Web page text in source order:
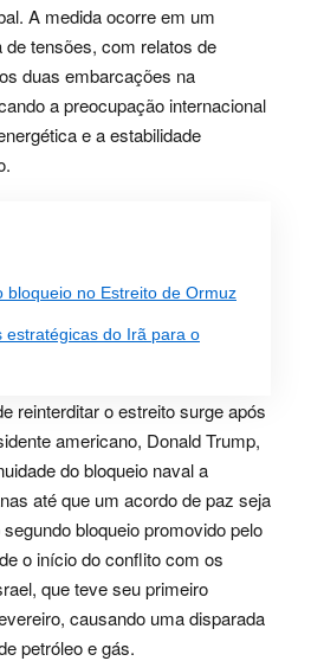
A medida ocorre em um
tensões, com relatos de
duas embarcações na
a preocupação internacional
e a estabilidade
bloqueio no Estreito de Ormuz
estratégicas do Irã para o
reinterditar o estreito surge após
americano, Donald Trump,
do bloqueio naval a
até que um acordo de paz seja
bloqueio promovido pelo
o início do conflito com os
que teve seu primeiro
causando uma disparada
petróleo e gás.